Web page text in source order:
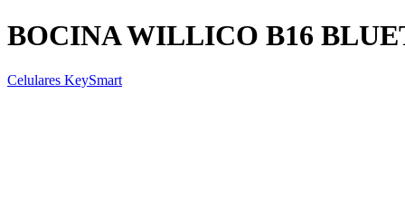
BOCINA WILLICO B16
Celulares KeySmart